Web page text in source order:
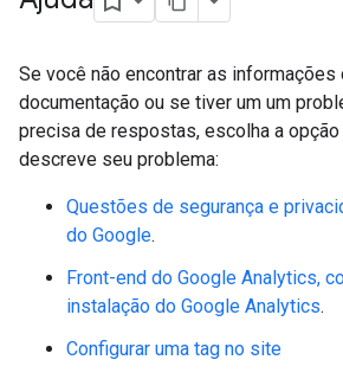
Se você não encontrar as informações
documentação ou se tiver um um
precisa de respostas, escolha a
descreve seu problema:
Questões de segurança e
do Google.
Front-end do Google Analytics,
instalação do Google Analytics.
Configurar uma tag no site